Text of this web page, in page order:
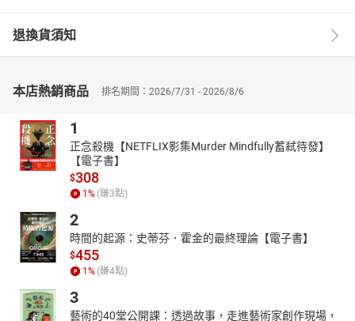
人生》《情爱智慧》。
退換貨須知
本店熱銷商品 排名期間：2026/7/31 - 2026/8/6
1
正念殺機【NETFLIX影集Murder Mindfully蓄弒待發】
【電子書】
$308
1 % (賺3點)
2
時間的起源：史蒂芬．霍金的最終理論【電子書】
$455
1 % (賺4點)
3
藝術的40堂公開課：透過故事，走進藝術家創作現場，